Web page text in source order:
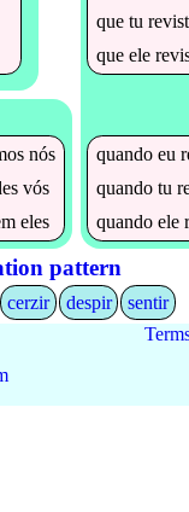
nós
vós
eles
quetu
queele
quandoeu
quandotu
quandoele
pattern
cerzir despir
sentir